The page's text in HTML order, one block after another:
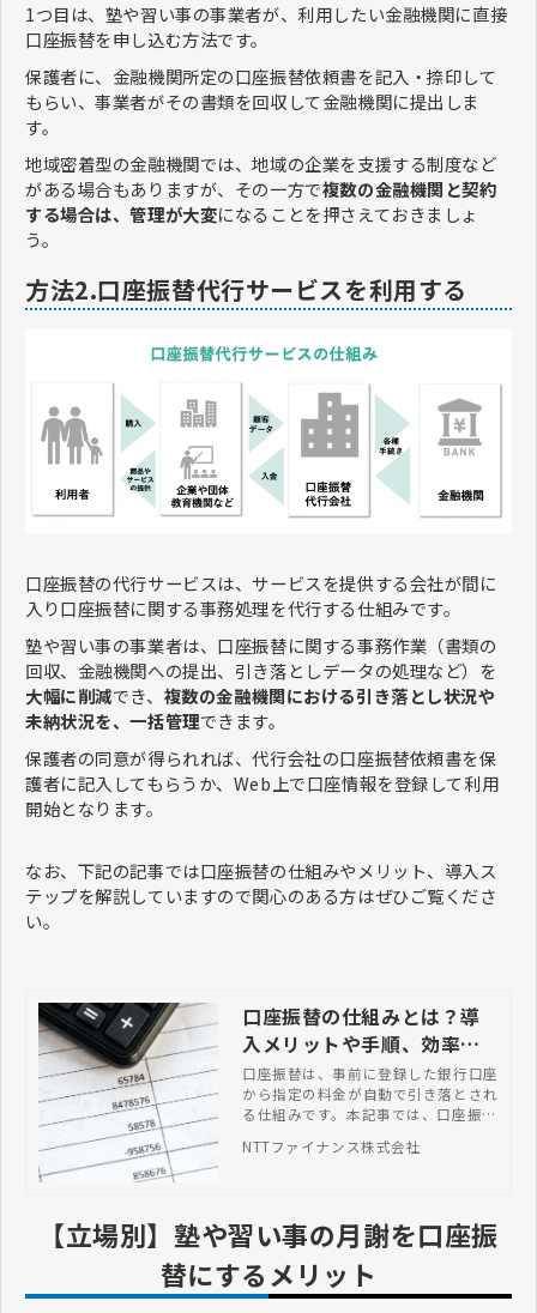
1つ目は、塾や習い事の事業者が、利用したい金融機関に直接
口座振替を申し込む方法です。
保護者に、金融機関所定の口座振替依頼書を記入・捺印して
もらい、事業者がその書類を回収して金融機関に提出しま
す。
地域密着型の金融機関では、地域の企業を支援する制度など
がある場合もありますが、その一方で複数の金融機関と契約
する場合は、管理が大変になることを押さえておきましょ
う。
方法2.口座振替代行サービスを利用する
口座振替の代行サービスは、サービスを提供する会社が間に
入り口座振替に関する事務処理を代行する仕組みです。
塾や習い事の事業者は、口座振替に関する事務作業（書類の
回収、金融機関への提出、引き落としデータの処理など）を
大幅に削減でき、 複数の金融機関における引き落とし状況や
未納状況を、一括管理できます。
保護者の同意が得られれば、代行会社の口座振替依頼書を保
護者に記入してもらうか、Web上で口座情報を登録して利用
開始となります。
なお、下記の記事では口座振替の仕組みやメリット、導入ス
テップを解説していますので関心のある方はぜひご覧くださ
い。
口座振替の仕組みとは？導
入メリットや手順、効率化
した事例まで解説
口座振替は、事前に登録した銀行口座
から指定の料金が自動で引き落とされ
る仕組みです。本記事では、口座振替
ビスの導入手順・活用事例などを紹介
NTTファイナンス株式会社
【立場別】塾や習い事の月謝を口座振
替にするメリット